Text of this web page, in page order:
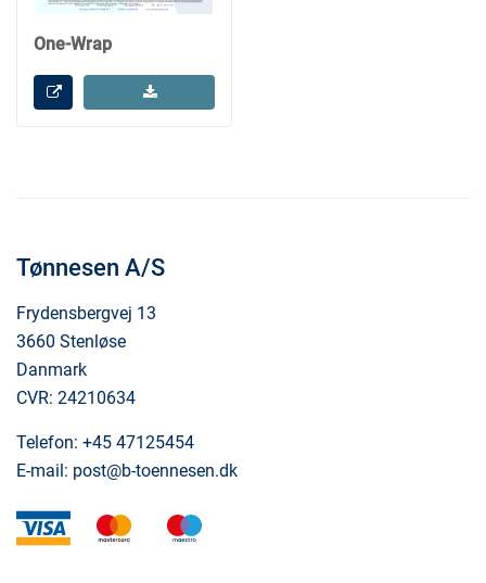
One-Wrap
Tønnesen A/S
Frydensbergvej 13
3660 Stenløse
Danmark
CVR: 24210634
Telefon: +45 47125454
E-mail: post@b-toennesen.dk
visa mastercard